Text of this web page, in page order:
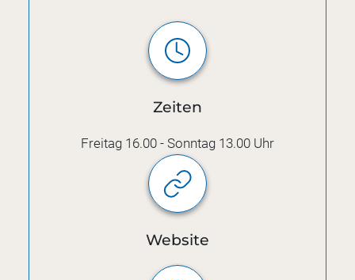
Zeiten
Freitag 16.00 - Sonntag 13.00 Uhr
Website